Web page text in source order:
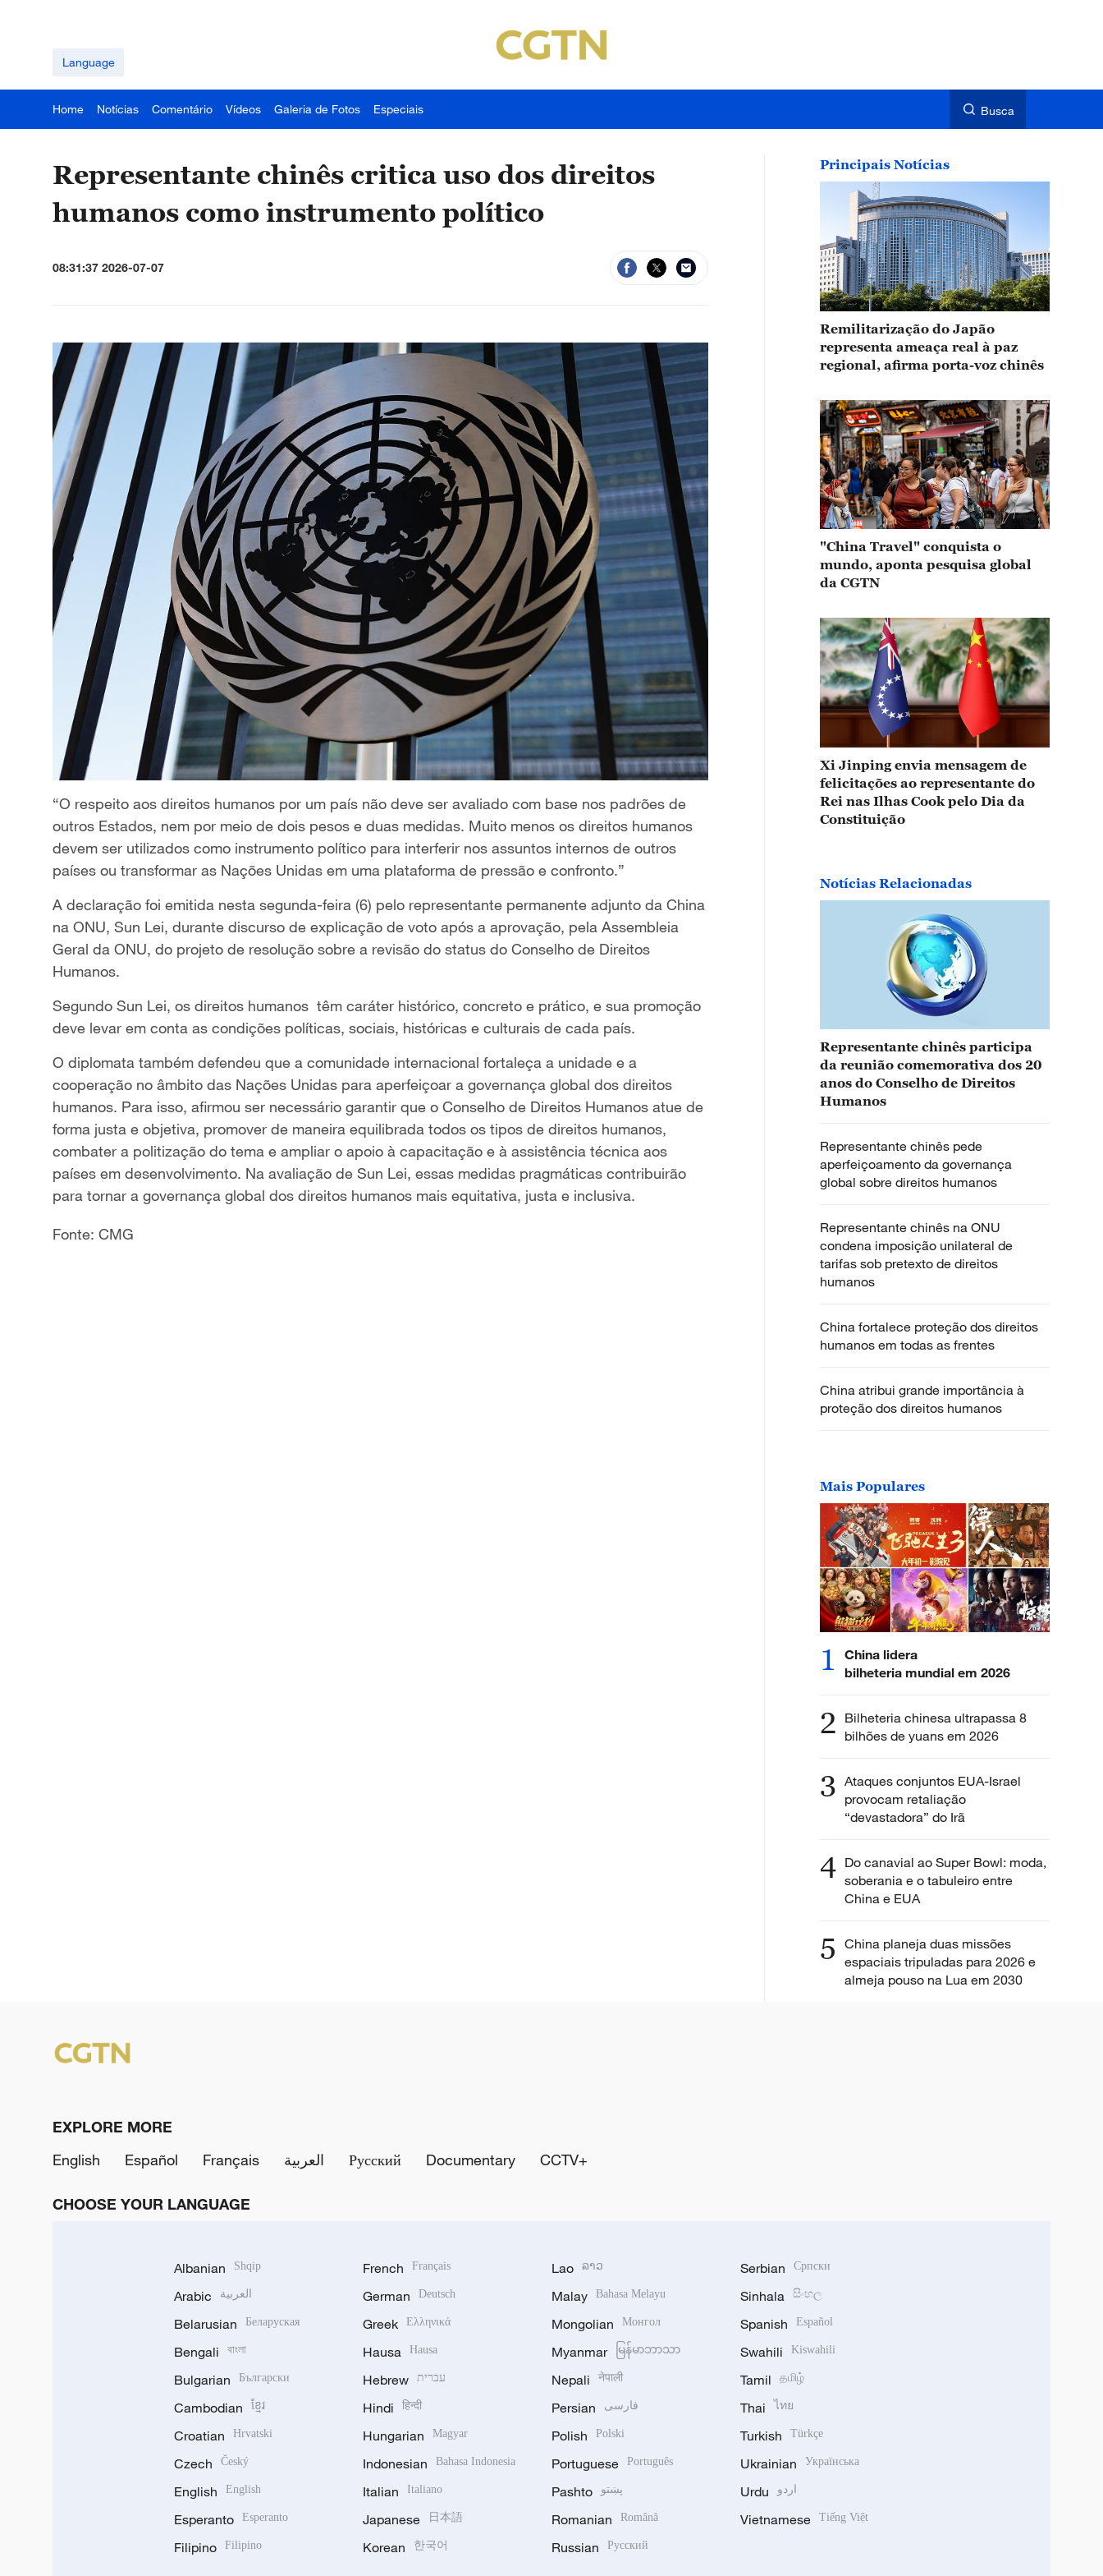
Language
Home Notícias Comentário Vídeos Galeria de Fotos Especiais Busca
Representante chinês critica uso dos direitos
humanos como instrumento político
08:31:37 2026-07-07
“O respeito aos direitos humanos por um país não deve ser avaliado com base nos padrões de
outros Estados, nem por meio de dois pesos e duas medidas. Muito menos os direitos humanos
devem ser utilizados como instrumento político para interferir nos assuntos internos de outros
países ou transformar as Nações Unidas em uma plataforma de pressão e confronto.”
A declaração foi emitida nesta segunda-feira (6) pelo representante permanente adjunto da China
na ONU, Sun Lei, durante discurso de explicação de voto após a aprovação, pela Assembleia
Geral da ONU, do projeto de resolução sobre a revisão do status do Conselho de Direitos
Humanos.
Segundo Sun Lei, os direitos humanos têm caráter histórico, concreto e prático, e sua promoção
deve levar em conta as condições políticas, sociais, históricas e culturais de cada país.
O diplomata também defendeu que a comunidade internacional fortaleça a unidade e a
cooperação no âmbito das Nações Unidas para aperfeiçoar a governança global dos direitos
humanos. Para isso, afirmou ser necessário garantir que o Conselho de Direitos Humanos atue de
forma justa e objetiva, promover de maneira equilibrada todos os tipos de direitos humanos,
combater a politização do tema e ampliar o apoio à capacitação e à assistência técnica aos
países em desenvolvimento. Na avaliação de Sun Lei, essas medidas pragmáticas contribuirão
para tornar a governança global dos direitos humanos mais equitativa, justa e inclusiva.
Fonte: CMG
Principais Notícias
Remilitarização do Japão
representa ameaça real à paz
regional, afirma porta-voz chinês
"China Travel" conquista o
mundo, aponta pesquisa global
da CGTN
Xi Jinping envia mensagem de
felicitações ao representante do
Rei nas Ilhas Cook pelo Dia da
Constituição
Notícias Relacionadas
Representante chinês participa
da reunião comemorativa dos 20
anos do Conselho de Direitos
Humanos
Representante chinês pede
aperfeiçoamento da governança
global sobre direitos humanos
Representante chinês na ONU
condena imposição unilateral de
tarifas sob pretexto de direitos
humanos
China fortalece proteção dos direitos
humanos em todas as frentes
China atribui grande importância à
proteção dos direitos humanos
Mais Populares
1
China lidera
bilheteria mundial em 2026
2 Bilheteria chinesa ultrapassa 8
bilhões de yuans em 2026
3 Ataques conjuntos EUA-Israel
provocam retaliação
“devastadora” do Irã
4 Do canavial ao Super Bowl: moda,
soberania e o tabuleiro entre
China e EUA
5 China planeja duas missões
espaciais tripuladas para 2026 e
almeja pouso na Lua em 2030
EXPLORE MORE
English
Español Français العربية Русский Documentary CCTV+
CHOOSE YOUR LANGUAGE
Albanian Shqip
Arabic العربية
Belarusian Беларуская
Bengali বাংলা
Bulgarian Български
Cambodian ខ្មែរ
Croatian Hrvatski
Czech Český
English English
Esperanto Esperanto
Filipino Filipino
French Français
German Deutsch
Greek Ελληνικά
Hausa Hausa
Hebrew עברית
Hindi हिन्दी
Hungarian Magyar
Indonesian Bahasa Indonesia
Italian Italiano
Japanese 日本語
Korean 한국어
Lao ລາວ
Malay Bahasa Melayu
Mongolian Монгол
Myanmar မြန်မာဘာသာ
Nepali नेपाली
Persian فارسی
Polish Polski
Portuguese Português
Pashto پښتو
Romanian Română
Russian Русский
Serbian Српски
Sinhala සිංහල
Spanish Español
Swahili Kiswahili
Tamil தமிழ்
Thai ไทย
Turkish Türkçe
Ukrainian Українська
Urdu اردو
Vietnamese Tiếng Việt